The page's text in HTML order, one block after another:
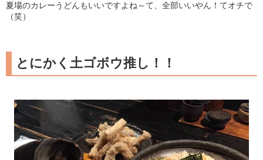
夏場のカレーうどんもいいですよね～て、全部いいやん！てオチで
（笑）
とにかく土ゴボウ推し！！